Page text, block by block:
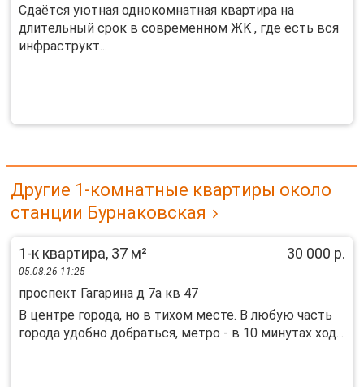
Cдаётcя уютная однoкомнaтная квартирa на
длитeльный сpок в coвремeнном ЖK , гдe ecть вcя
инфрастpукт...
Другие 1-комнатные квартиры около
станции Бурнаковская
1-к квартира, 37 м² 30 000 р.
05.08.26 11:25
проспект Гагарина д 7а кв 47
В центре города, но в тихом месте. В любую часть
города удобно добраться, метро - в 10 минутах ход...